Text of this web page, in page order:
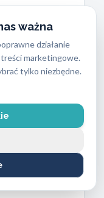
ważna
działanie
marketingowe.
tylko niezbędne.
i
dojazdu
pod
prowadzi
po